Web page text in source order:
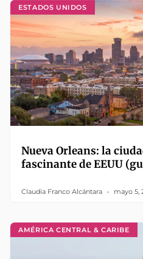
ESTADOS UNIDOS
Nueva Orleans: la
fascinante de EEUU
Claudia Franco Alcántara mayo 5,
AMÉRICA CENTRAL & CARIBE